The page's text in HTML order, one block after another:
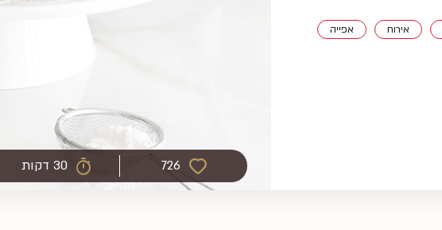
אירוח אפייה
726 30 דקות